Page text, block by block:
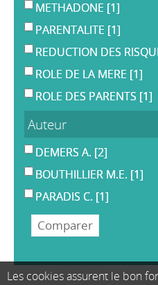
METHADONE [1]
PARENTALITE [1]
REDUCTION DES
ROLE DE LA MERE [1]
ROLE DES PARENTS [1]
Auteur
DEMERS A. [2]
BOUTHILLIER M.E. [1]
PARADIS C. [1]
Les cookies assurent le bon